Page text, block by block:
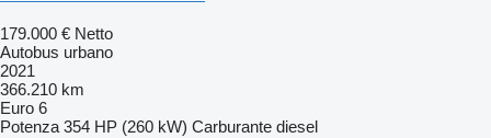
179.000 € Netto
Autobus urbano
2021
366.210 km
Euro 6
Potenza 354 HP (260 kW) Carburante diesel